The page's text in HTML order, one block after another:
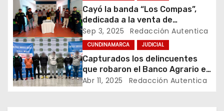
n
d
e
e
Cayó la banda “Los Compas”,
dedicada a la venta de
estupefacientes a domicilio en
Anapoima
Sep 3, 2025 Redacción Autentica
CUNDINAMARCA JUDICIAL
Capturados los delincuentes
que robaron el Banco Agrario en
El Colegio, Cundinamarca
Abr 11, 2025 Redacción Autentica